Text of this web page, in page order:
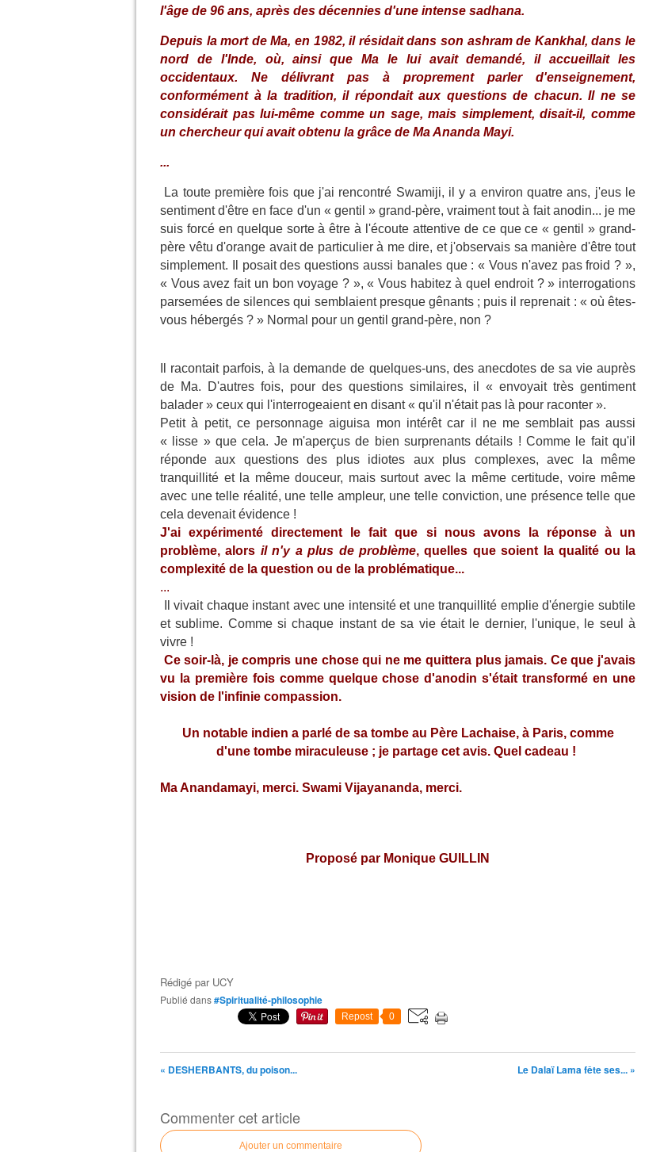
l'âge de 96 ans, après des décennies d'une intense sadhana.
Depuis la mort de Ma, en 1982, il résidait dans son ashram de Kankhal, dans le
nord de l'Inde, où, ainsi que Ma le lui avait demandé, il accueillait les
occidentaux. Ne délivrant pas à proprement parler d'enseignement,
conformément à la tradition, il répondait aux questions de chacun. Il ne se
considérait pas lui-même comme un sage, mais simplement, disait-il, comme
un chercheur qui avait obtenu la grâce de Ma Ananda Mayi.
...
La toute première fois que j'ai rencontré Swamiji, il y a environ quatre ans, j'eus le
sentiment d'être en face d'un « gentil » grand-père, vraiment tout à fait anodin... je me
suis forcé en quelque sorte à être à l'écoute attentive de ce que ce « gentil » grand-
père vêtu d'orange avait de particulier à me dire, et j'observais sa manière d'être tout
simplement. Il posait des questions aussi banales que : « Vous n'avez pas froid ? »,
« Vous avez fait un bon voyage ? », « Vous habitez à quel endroit ? » interrogations
parsemées de silences qui semblaient presque gênants ; puis il reprenait : « où êtes-
vous hébergés ? » Normal pour un gentil grand-père, non ?
Il racontait parfois, à la demande de quelques-uns, des anecdotes de sa vie auprès
de Ma. D'autres fois, pour des questions similaires, il « envoyait très gentiment
balader » ceux qui l'interrogeaient en disant « qu'il n'était pas là pour raconter ».
Petit à petit, ce personnage aiguisa mon intérêt car il ne me semblait pas aussi
« lisse » que cela. Je m'aperçus de bien surprenants détails ! Comme le fait qu'il
réponde aux questions des plus idiotes aux plus complexes, avec la même
tranquillité et la même douceur, mais surtout avec la même certitude, voire même
avec une telle réalité, une telle ampleur, une telle conviction, une présence telle que
cela devenait évidence !
J'ai expérimenté directement le fait que si nous avons la réponse à un
problème, alors il n'y a plus de problème, quelles que soient la qualité ou la
complexité de la question ou de la problématique...
...
Il vivait chaque instant avec une intensité et une tranquillité emplie d'énergie subtile
et sublime. Comme si chaque instant de sa vie était le dernier, l'unique, le seul à
vivre !
Ce soir-là, je compris une chose qui ne me quittera plus jamais. Ce que j'avais
vu la première fois comme quelque chose d'anodin s'était transformé en une
vision de l'infinie compassion.
Un notable indien a parlé de sa tombe au Père Lachaise, à Paris, comme
d'une tombe miraculeuse ; je partage cet avis. Quel cadeau !
Ma Anandamayi, merci. Swami Vijayananda, merci.
Proposé par Monique GUILLIN
Rédigé par UCY
Publié dans#Spiritualité-philosophie
Repost 0
« DESHERBANTS, du poison... Le Dalaï Lama fête ses... »
Commenter cet article
Ajouter un commentaire